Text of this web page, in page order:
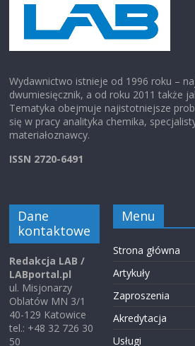
Wydawnictwo istnieje od 1996 roku –
dwumiesięcznik, a od roku 2011 także
Tematyka obejmuje najistotniejsze
się w pracy analityka chemika,
materiałoznawcy.
ISSN 2720-6491
Dane
kontaktowe
Redakcja LAB /
LABportal.pl
ul. Misjonarzy
Oblatów MN 3/1
40-129 Katowice
tel.: +48 32 726 30
50
Menu
Strona główna
Artykuły
Zaproszenia
Akredytacja
Usługi